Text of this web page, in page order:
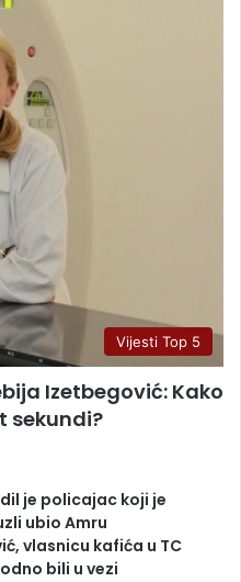
Vijesti Top 5
Izetbegović: Kako
sekundi?
je policajac koji je
ubio Amru
vlasnicu kafića u TC
bili u vezi